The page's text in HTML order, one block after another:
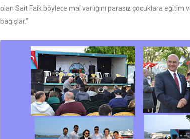
olan Sait Faik böylece mal varlığını parasız çocuklara eğitim
bağışlar.”